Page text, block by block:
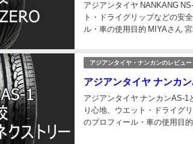
アジアンタイヤ NANKANG
ト・ドライグリップなどの安
ル・車の使用目的 MIYAさん
アジアンタイヤ・ナンカンのレビュー
アジアンタイヤ ナンカ
アジアンタイヤ ナンカンAS-1
り心地、ウエット・ドライグ
のプロフィール・車の使用目